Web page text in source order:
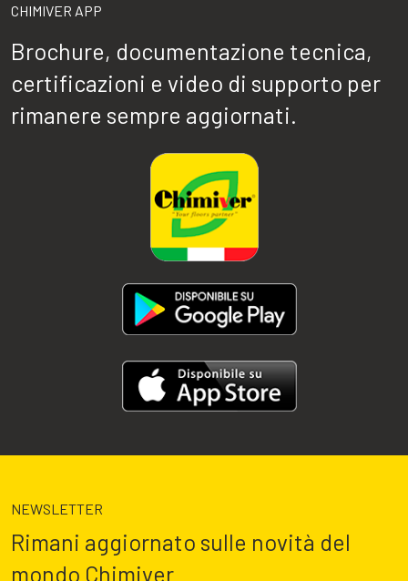
CHIMIVER APP
Brochure, documentazione tecnica,
certificazioni e video di supporto per
rimanere sempre aggiornati.
NEWSLETTER
Rimani aggiornato sulle novità del
mondo Chimiver